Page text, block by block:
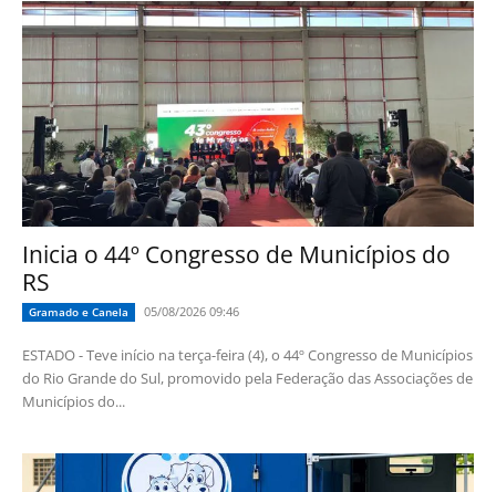
Inicia o 44º Congresso de Municípios do
RS
Gramado e Canela 05/08/2026 09:46
ESTADO - Teve início na terça-feira (4), o 44º Congresso de Municípios
do Rio Grande do Sul, promovido pela Federação das Associações de
Municípios do...